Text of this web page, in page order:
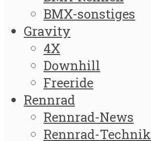
BMX-sonstiges
Gravity
4X
Downhill
Freeride
Rennrad
Rennrad-News
Rennrad-Technik